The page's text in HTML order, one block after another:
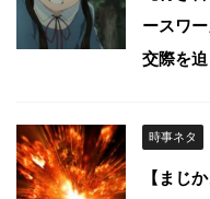
ースワ
交際を
時事ネタ
【まじ